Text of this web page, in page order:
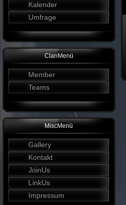
Kalender
Umfrage
ClanMenü
Member
Teams
MiscMenü
Gallery
Kontakt
JoinUs
LinkUs
Impressum